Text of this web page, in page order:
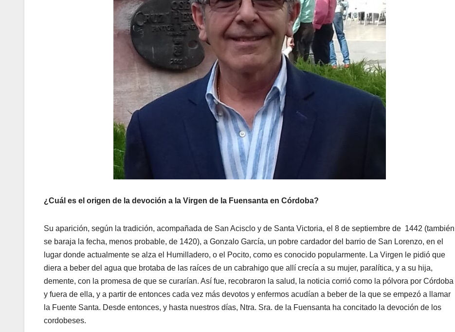
¿Cuál es el origen de la devoción a la Virgen de la Fuensanta en Córdoba?
Su aparición, según la tradición, acompañada de San Acisclo y de Santa Victoria, el 8 de septiembre de 1442 (también
se baraja la fecha, menos probable, de 1420), a Gonzalo García, un pobre cardador del barrio de San Lorenzo, en el
lugar donde actualmente se alza el Humilladero, o el Pocito, como es conocido popularmente. La Virgen le pidió que
diera a beber del agua que brotaba de las raíces de un cabrahigo que allí crecía a su mujer, paralítica, y a su hija,
demente, con la promesa de que se curarían. Así fue, recobraron la salud, la noticia corrió como la pólvora por Córdoba
y fuera de ella, y a partir de entonces cada vez más devotos y enfermos acudían a beber de la que se empezó a llamar
la Fuente Santa. Desde entonces, y hasta nuestros días, Ntra. Sra. de la Fuensanta ha concitado la devoción de los
cordobeses.